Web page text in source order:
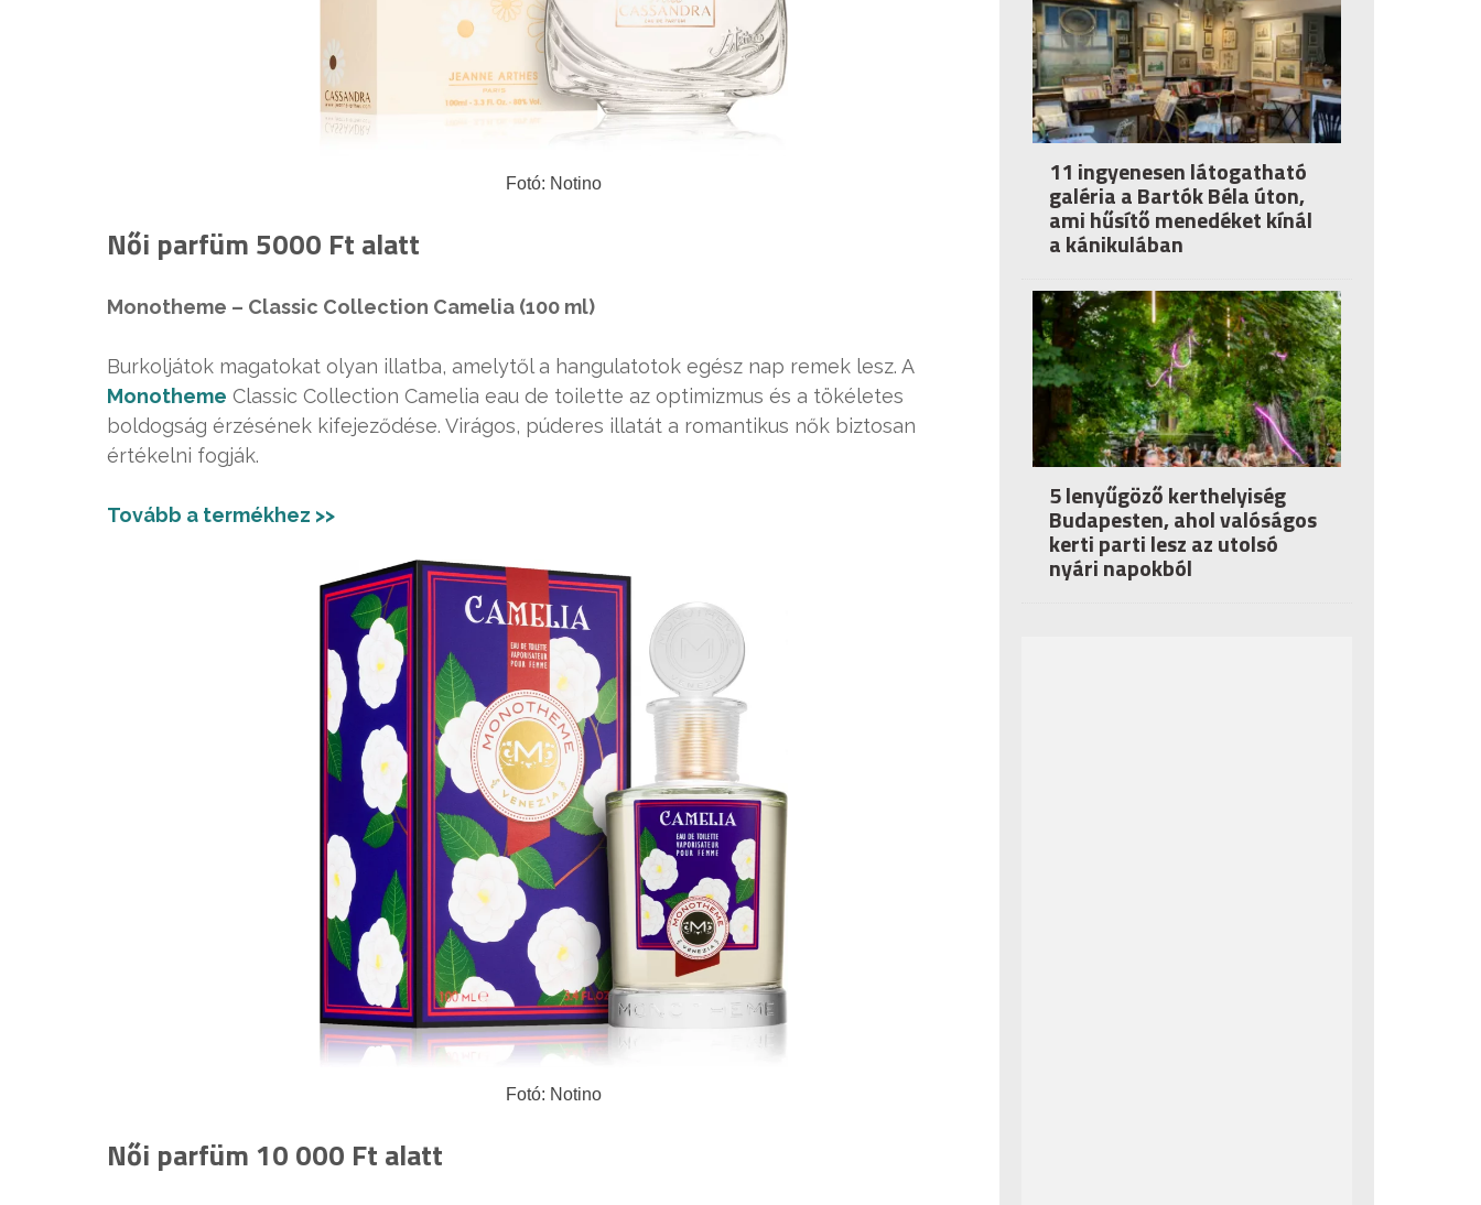
Fotó: Notino
Női parfüm 5000 Ft alatt
Monotheme – Classic Collection Camelia (100 ml)
Burkoljátok magatokat olyan illatba, amelytől a hangulatotok egész nap remek lesz. A
Monotheme Classic Collection Camelia eau de toilette az optimizmus és a tökéletes
boldogság érzésének kifejeződése. Virágos, púderes illatát a romantikus nők biztosan
értékelni fogják.
Tovább a termékhez >>
Fotó: Notino
Női parfüm 10 000 Ft alatt
11 ingyenesen látogatható
galéria a Bartók Béla úton,
ami hűsítő menedéket kínál
a kánikulában
5 lenyűgöző kerthelyiség
Budapesten, ahol valóságos
kerti parti lesz az utolsó
nyári napokból